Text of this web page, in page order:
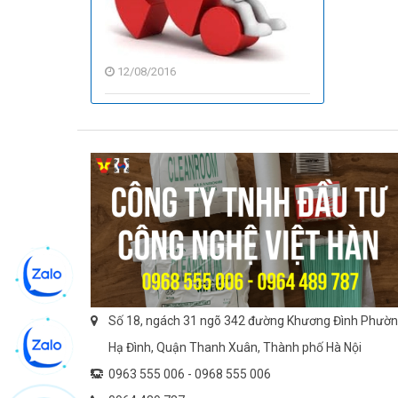
12/08/2016
Số 18, ngách 31 ngõ 342 đường Khương Đình
Hạ Đình, Quận Thanh Xuân, Thành phố Hà Nội
0963 555 006 - 0968 555 006